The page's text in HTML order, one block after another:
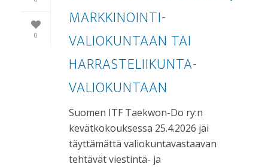
0
MARKKINOINTI­
VALIOKUNTAAN TAI
HARRASTE­LIIKUNTA­
VALIOKUNTAAN
Suomen ITF Taekwon-Do ry:n
kevätkokouksessa 25.4.2026 jäi
täyttämättä valiokuntavastaavan
tehtävät viestintä- ja